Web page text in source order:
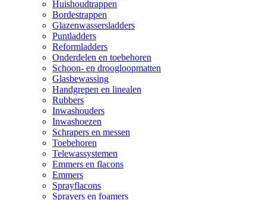
Huishoudtrappen
Bordestrappen
Glazenwassersladders
Puntladders
Reformladders
Onderdelen en toebehoren
Schoon- en droogloopmatten
Glasbewassing
Handgrepen en linealen
Rubbers
Inwashouders
Inwashoezen
Schrapers en messen
Toebehoren
Telewassystemen
Emmers en flacons
Emmers
Sprayflacons
Sprayers en foamers